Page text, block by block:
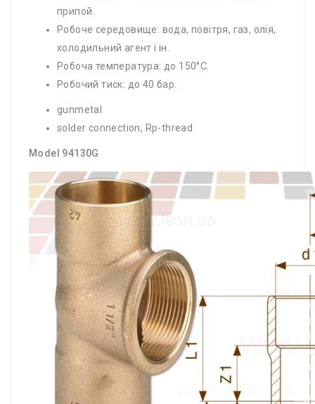
припой.
Робоче середовище: вода, повітря, газ, олія,
холодильний агент і ін.
Робоча температура: до 150°С.
Робочий тиск: до 40 бар.
gunmetal
solder connection, Rp-​thread
Model 94130G